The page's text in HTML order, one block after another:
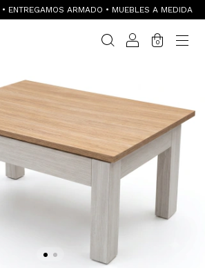
ENTREGAMOS ARMADO • MUEBLES A MEDIDA
0